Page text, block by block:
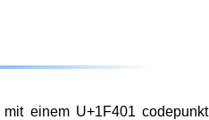
mit einem U+1F401 codepunkt